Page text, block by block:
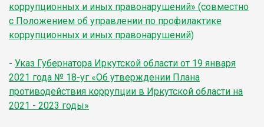
коррупционных и иных правонарушений» (совместно
с Положением об управлении по профилактике
коррупционных и иных правонарушений)
- Указ Губернатора Иркутской области от 19 января
2021 года № 18-уг «Об утверждении Плана
противодействия коррупции в Иркутской области на
2021 - 2023 годы»